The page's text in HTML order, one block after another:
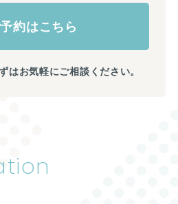
約はこちら
はお気軽にご相談ください。